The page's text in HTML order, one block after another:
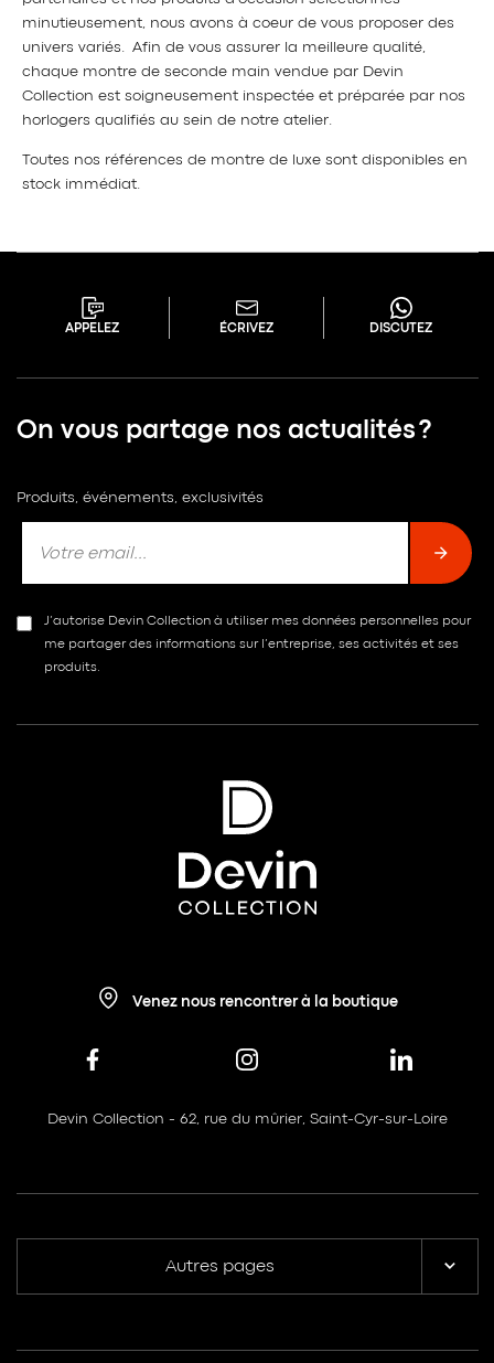
minutieusement, nous avons à coeur de vous proposer des
univers variés. Afin de vous assurer la meilleure qualité,
chaque montre de seconde main vendue par Devin
Collection est soigneusement inspectée et préparée par nos
horlogers qualifiés au sein de notre atelier.
Toutes nos références de montre de luxe sont disponibles en
stock immédiat.
APPELEZ ÉCRIVEZ DISCUTEZ
On vous partage nos actualités ?
Produits, événements, exclusivités
J’autorise Devin Collection à utiliser mes données personnelles pour
me partager des informations sur l’entreprise, ses activités et ses
produits.
Venez nous rencontrer à la boutique
Devin Collection - 62, rue du mûrier, Saint-Cyr-sur-Loire
Autres pages